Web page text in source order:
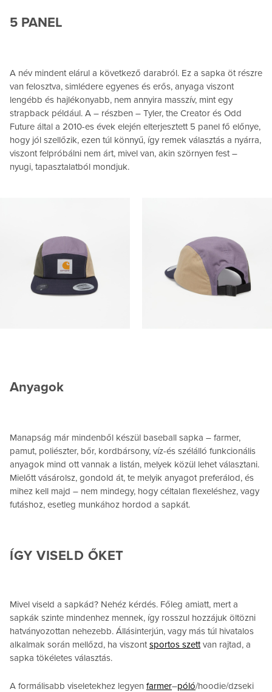
5 PANEL
A név mindent elárul a következő darabról. Ez a sapka öt részre
van felosztva, simlédere egyenes és erős, anyaga viszont
lengébb és hajlékonyabb, nem annyira masszív, mint egy
strapback például. A – részben – Tyler, the Creator és Odd
Future által a 2010-es évek elején elterjesztett 5 panel fő előnye,
hogy jól szellőzik, ezen túl könnyű, így remek választás a nyárra,
viszont felpróbálni nem árt, mivel van, akin szörnyen fest –
nyugi, tapasztalatból mondjuk.
Anyagok
Manapság már mindenből készül baseball sapka – farmer,
pamut, poliészter, bőr, kordbársony, víz-és szélálló funkcionális
anyagok mind ott vannak a listán, melyek közül lehet választani.
Mielőtt vásárolsz, gondold át, te melyik anyagot preferálod, és
mihez kell majd – nem mindegy, hogy céltalan flexeléshez, vagy
futáshoz, esetleg munkához hordod a sapkát.
ÍGY VISELD ŐKET
Mivel viseld a sapkád? Nehéz kérdés. Főleg amiatt, mert a
sapkák szinte mindenhez mennek, így rosszul hozzájuk öltözni
hatványozottan nehezebb. Állásinterjún, vagy más túl hivatalos
alkalmak során mellőzd, ha viszontsportos szettvan rajtad, a
sapka tökéletes választás.
A formálisabb viseletekhez legyen farmer–póló/hoodie/dzseki